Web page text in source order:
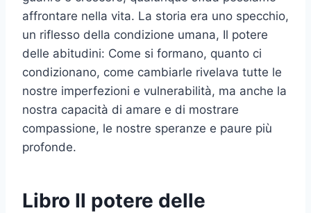
affrontare nella vita. La storia era uno specchio,
un riflesso della condizione umana, Il potere
delle abitudini: Come si formano, quanto ci
condizionano, come cambiarle rivelava tutte le
nostre imperfezioni e vulnerabilità, ma anche la
nostra capacità di amare e di mostrare
compassione, le nostre speranze e paure più
profonde.
Libro Il potere delle